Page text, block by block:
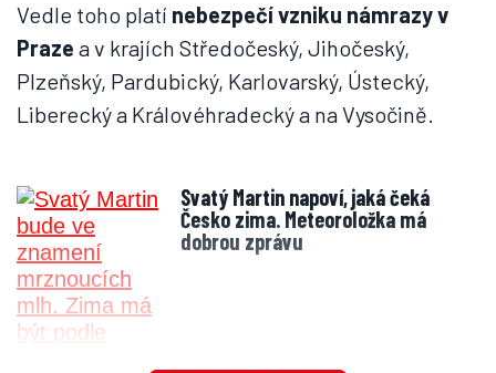
Vedle toho platí nebezpečí vzniku námrazy v
Praze a v krajích Středočeský, Jihočeský,
Plzeňský, Pardubický, Karlovarský, Ústecký,
Liberecký a Královéhradecký a na Vysočině.
Svatý Martin napoví, jaká čeká
Česko zima. Meteoroložka má
dobrou zprávu